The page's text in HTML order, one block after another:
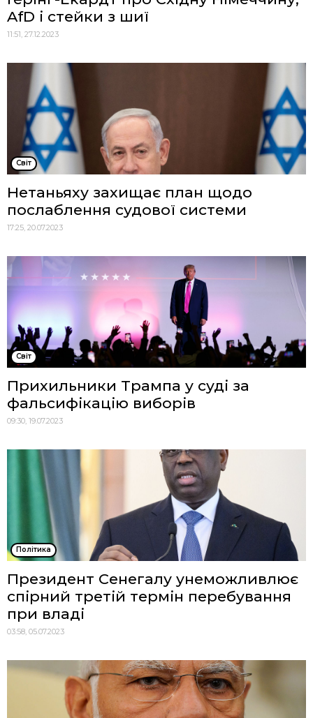
AfD і стейки з шиї
11:51, 27.12.2023
Cвіт
Нетаньяху захищає план щодо
послаблення судової системи
17:25, 20.07.2023
Cвіт
Прихильники Трампа у суді за
фальсифікацію виборів
09:30, 19.07.2023
Політика
Президент Сенегалу унеможливлює
спірний третій термін перебування
при владі
03:58, 05.07.2023